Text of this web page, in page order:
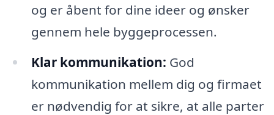
og er åbent for dine ideer og ønsker
gennem hele byggeprocessen.
Klar kommunikation: God
kommunikation mellem dig og firmaet
er nødvendig for at sikre, at alle parter